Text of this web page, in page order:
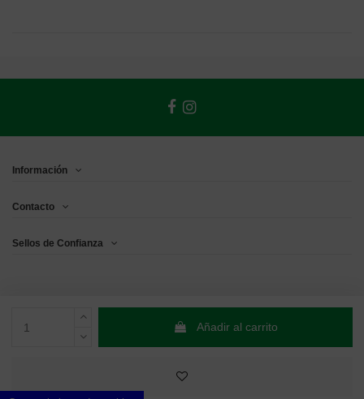
Añadir al carrito
Información
Contacto
Sellos de Confianza